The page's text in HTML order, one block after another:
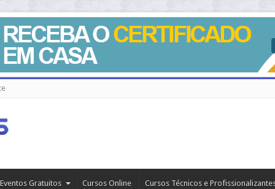
Gratuitos Cursos Online Cursos Técnicos e